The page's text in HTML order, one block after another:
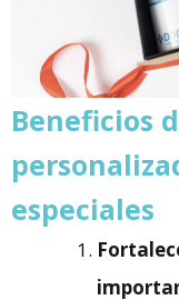
Beneficios
especiales